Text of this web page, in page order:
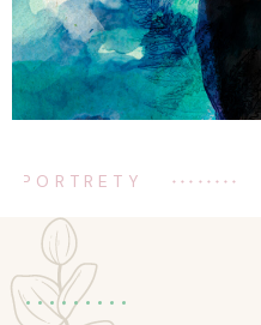
PORTRETY ........